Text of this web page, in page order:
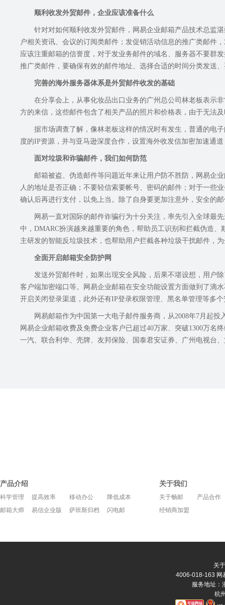
顺利收发外贸邮件，企业应该准备什么
针对对如何顺利收发外贸邮件，网易企业邮箱产品技术总监
户相关资讯、会议的订阅类邮件；发促销活动信息的推广类邮件
应该注重邮箱的信誉度，对于发业务邮件的域名、服务器不要群
推广类邮件，要确保有效的邮件地址、选择合适的时间分类发送
完善的海外服务器体系是外贸邮件收发的基础
在分享会上，从事化妆品出口业务的广州总公司林老板表示
方的来信，这些邮件包含了相关产品的照片和价格表，由于无法
据市场调查了解，像林老板这样的情况时有发生，普通的电
度的IP资源，并与亚马逊深度合作，设置海外收发信加密加速通
面对垃圾和诈骗邮件，我们如何防范
邮箱被盗、伪造邮件等问题近年来让用户防不胜防，网易企
人的地址是否正确；不要轻信索要帐号、密码的邮件；对于一些
确认后再进行支付，以免上当。除了自身要更加注意外，安全的
网易一直对国际的邮件诈骗行为十分关注，率先引入全球最
中，DMARC扮演越来越重要的角色，帮助员工识别和拦截伪造
主研发的智能反垃圾技术，也帮助用户拦截各种垃圾干扰邮件，
全面开启邮箱安全防护网
发送外贸邮件时，如果出现安全风险，后果不堪设想，用户
客户端加密端口等。网易企业邮箱在安全功能设置方面做到了滴
开启关闭登录渠道，此外还有IP登录权限管理、黑名单管理等多
网易邮箱作为中国第一大电子邮件服务商，从2008年7月起
网易企业邮箱收费及免费企业客户已超过40万家、突破1300万名
一汽、联合利华、壳牌、友邦保险、国泰君安证券、广州电视台
产品介绍
科学管理
邮箱大师
提高效率
易信企业版
移动办公
萨班斯归档
降低成本
闪电邮
关于我们
关于畅邮
经销商加盟
产品合作
关
4006-018-163 网
服务地址：
杭